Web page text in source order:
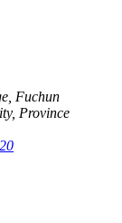
Fuchun
Province